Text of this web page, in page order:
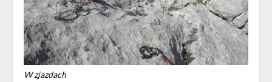
W zjazdach